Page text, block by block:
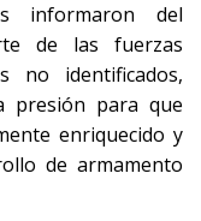
informaron del
de las fuerzas
no identificados,
presión para que
enriquecido y
de armamento